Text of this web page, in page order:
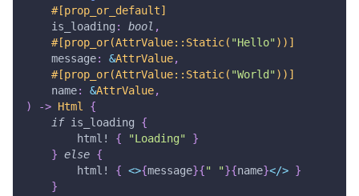
#[prop_or_default]
    is_loading
: bool ,
#[prop_or(AttrValue::Static( "Hello" ))]
    message
: &AttrValue,
#[prop_or(AttrValue::Static( "World" ))]
    name
: &AttrValue,
)
-> Html
{
if is_loading {
html!
{ "Loading"
}
} else {
html!
{ <>{message}{" "}{name}</> }
}